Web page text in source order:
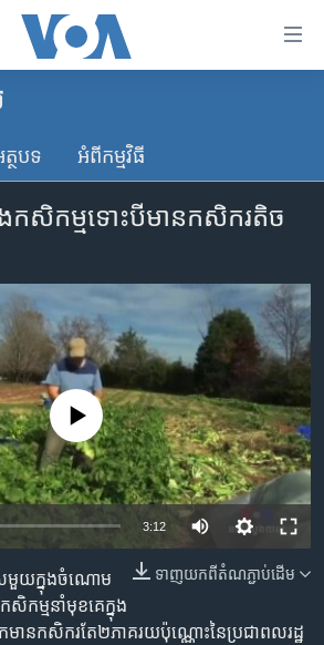
ថបទ​ អំពី​កម្មវិធី​
ង​កសិកម្ម​ទោះ​បី​មាន​កសិករ​តិច
source currently available
3:12
ទាញ​យក​ពី​តំណភ្ជាប់​ដើម
ស​មួយ​ក្នុង​ចំណោម​
កម្ម​នាំ​មុខ​គេ​ក្នុង​
មាន​កសិករ​តែ​២​ភាគ​រយ​ប៉ុណ្ណោះ​នៃ​ប្រជា​ពលរដ្ឋ​